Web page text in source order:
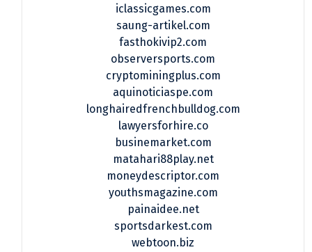
iclassicgames.com
saung-artikel.com
fasthokivip2.com
observersports.com
cryptominingplus.com
aquinoticiaspe.com
longhairedfrenchbulldog.com
lawyersforhire.co
businemarket.com
matahari88play.net
moneydescriptor.com
youthsmagazine.com
painaidee.net
sportsdarkest.com
webtoon.biz